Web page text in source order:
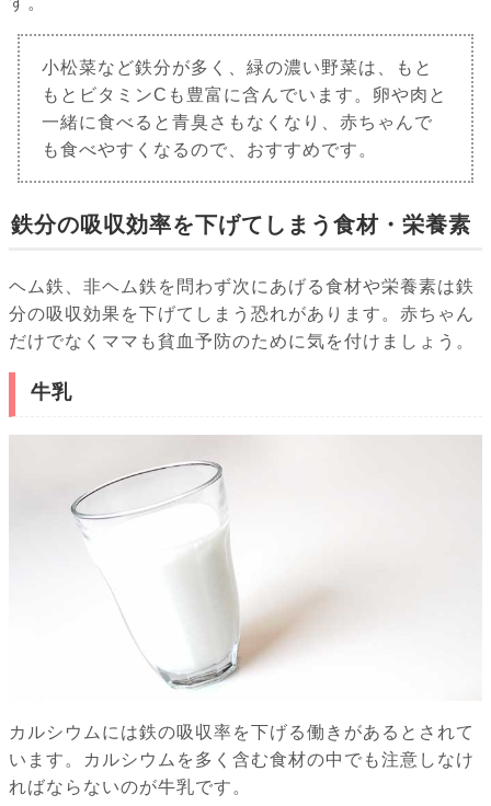
小松菜など鉄分が多く、緑の濃い野菜は、もと
もとビタミンCも豊富に含んでいます。卵や肉と
一緒に食べると青臭さもなくなり、赤ちゃんで
も食べやすくなるので、おすすめです。
鉄分の吸収効率を下げてしまう食材・栄養素
ヘム鉄、非ヘム鉄を問わず次にあげる食材や栄養素は鉄
分の吸収効果を下げてしまう恐れがあります。赤ちゃん
だけでなくママも貧血予防のために気を付けましょう。
牛乳
カルシウムには鉄の吸収率を下げる働きがあるとされて
います。カルシウムを多く含む食材の中でも注意しなけ
ればならないのが牛乳です。